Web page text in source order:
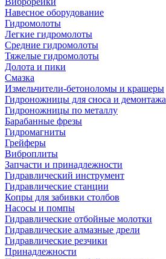
Навесное оборудование
Гидромолоты
Легкие гидромолоты
Средние гидромолоты
Тяжелые гидромолоты
Долота и пики
Смазка
Измельчители-бетоноломы и крашеры
Гидроножницы для сноса и демонтажа
Гидроножницы по металлу
Барабанные фрезы
Гидромагниты
Грейферы
Виброплиты
Запчасти и принадлежности
Гидравлический инструмент
Гидравлические станции
Копры для забивки столбов
Насосы и помпы
Гидравлические отбойные молотки
Гидравлические алмазные дрели
Гидравлические резчики
Принадлежности